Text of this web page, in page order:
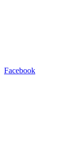
Facebook